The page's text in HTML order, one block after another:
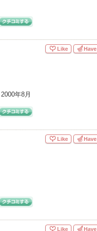
2000年8月
Like Have
Like Have
Like Have